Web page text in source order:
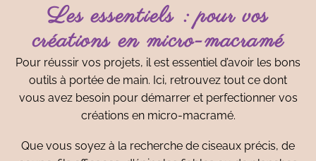
Les essentiels : pour vos
créations en micro-macramé
Pour réussir vos projets, il est essentiel d’avoir les bons
outils à portée de main. Ici, retrouvez tout ce dont
vous avez besoin pour démarrer et perfectionner vos
créations en micro-macramé.
Que vous soyez à la recherche de ciseaux précis, de